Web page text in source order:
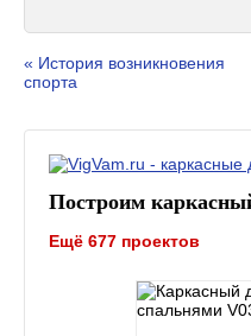
« История возникновения
спорта
Построим
Ещё 677 проектов